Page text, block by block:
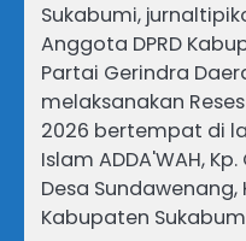
Sukabumi,
Anggota DPRD
Partai Gerindra
melaksanakan
2026 bertempat di
Islam ADDA'WAH, Kp.
Desa
Kabupaten